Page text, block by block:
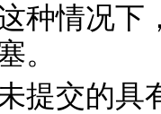
种情况下
。
提交的具